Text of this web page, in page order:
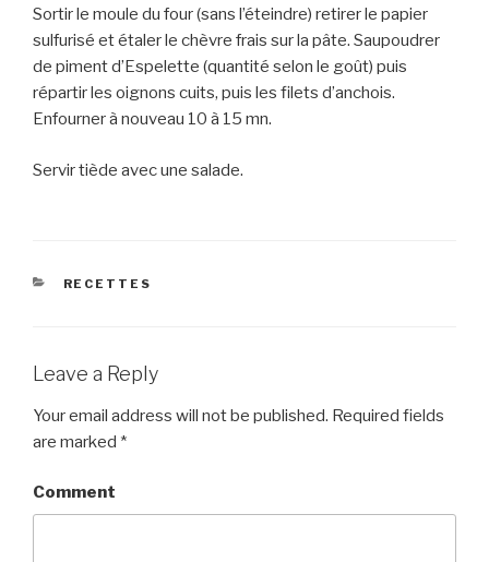
Sortir le moule du four (sans l’éteindre) retirer le papier
sulfurisé et étaler le chèvre frais sur la pâte. Saupoudrer
de piment d’Espelette (quantité selon le goût) puis
répartir les oignons cuits, puis les filets d’anchois.
Enfourner à nouveau 10 à 15 mn.
Servir tiède avec une salade.
CATEGORIES
RECETTES
Leave a Reply
Your email address will not be published. Required fields
are marked *
Comment